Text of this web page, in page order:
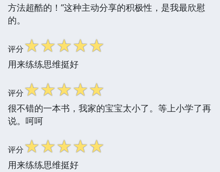
方法超酷的！”这种主动分享的积极性，是我最欣慰
的。
评分☆☆☆☆☆
用来练练思维挺好
评分☆☆☆☆☆
很不错的一本书，我家的宝宝太小了。等上小学了再
说。呵呵
评分☆☆☆☆☆
用来练练思维挺好